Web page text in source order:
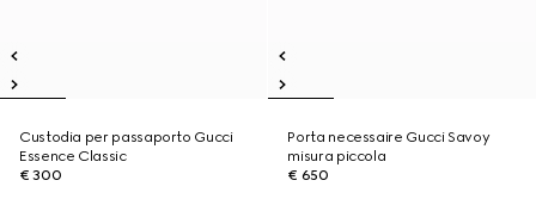
Custodia per passaporto Gucci
Essence Classic
€ 300
Porta necessaire Gucci Savoy
misura piccola
€ 650